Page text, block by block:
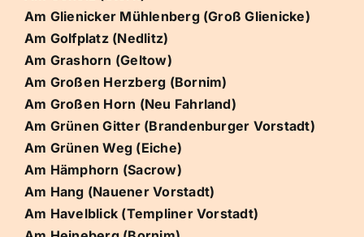
Am Glienicker Mühlenberg (Groß Glienicke)
Am Golfplatz (Nedlitz)
Am Grashorn (Geltow)
Am Großen Herzberg (Bornim)
Am Großen Horn (Neu Fahrland)
Am Grünen Gitter (Brandenburger Vorstadt)
Am Grünen Weg (Eiche)
Am Hämphorn (Sacrow)
Am Hang (Nauener Vorstadt)
Am Havelblick (Templiner Vorstadt)